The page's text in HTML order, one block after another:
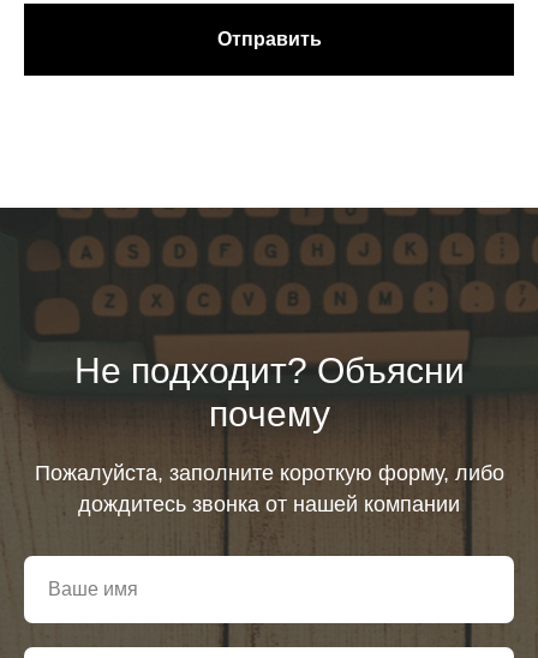
Отправить
Не подходит? Объясни
почему
Пожалуйста, заполните короткую форму, либо
дождитесь звонка от нашей компании